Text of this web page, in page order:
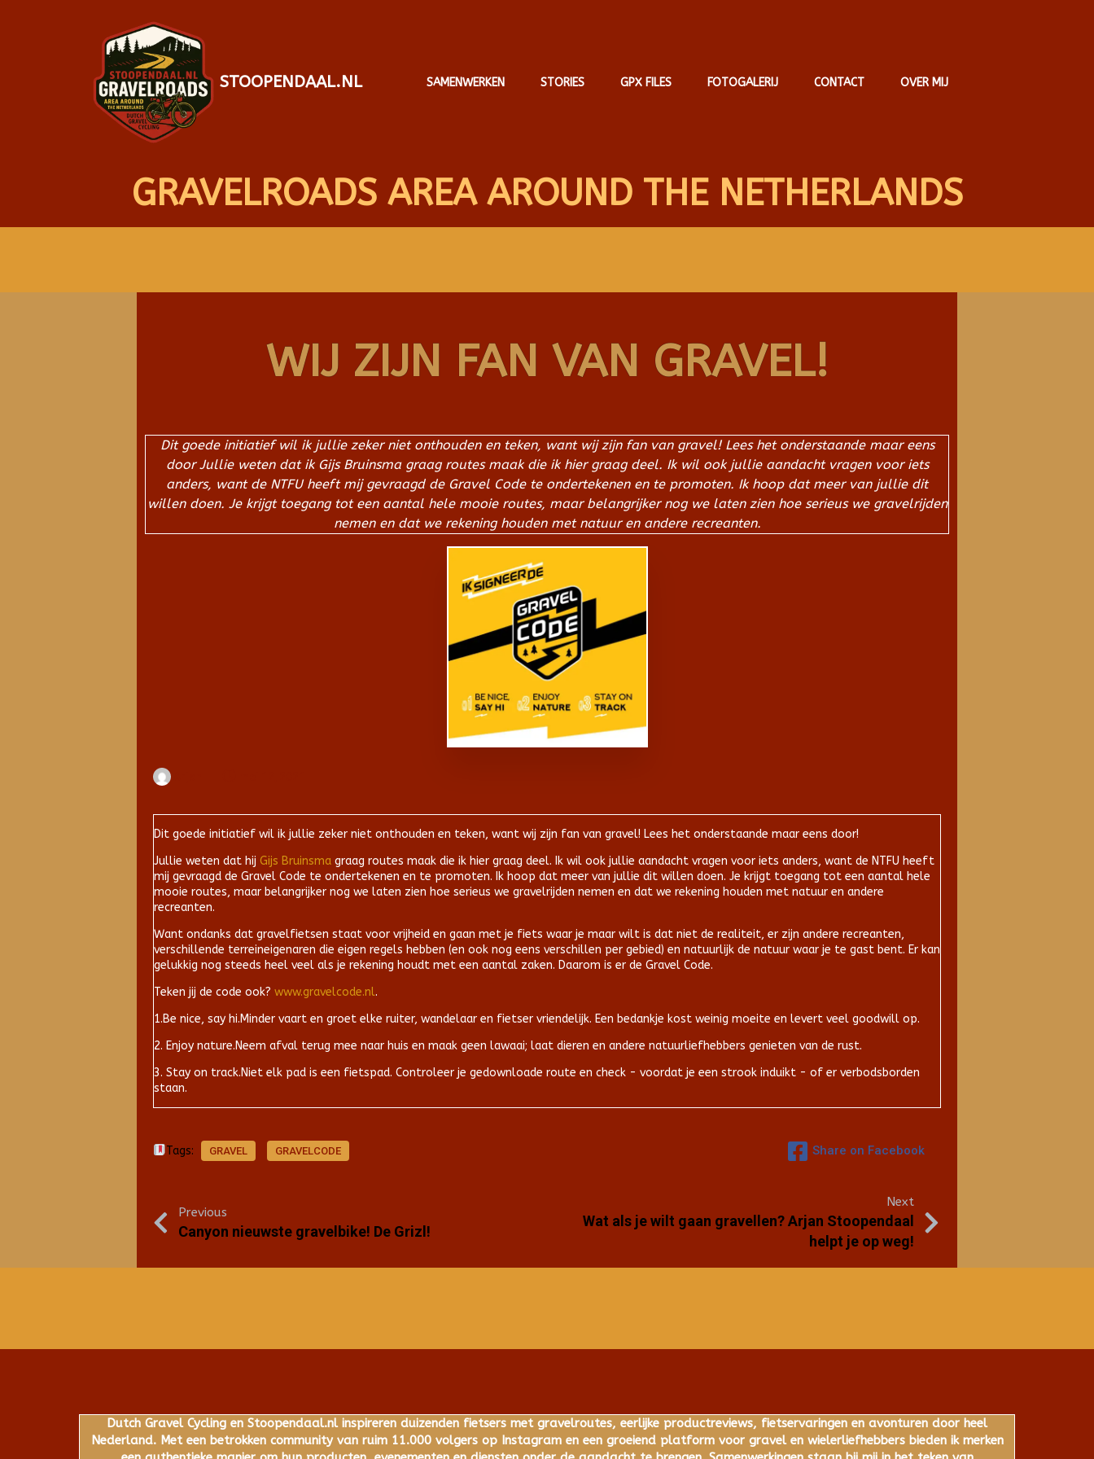
STOOPENDAAL.NL SAMENWERKEN STORIES GPX FILES FOTOGALERIJ CONTACT OVER MIJ
GRAVELROADS AREA AROUND THE NETHERLANDS
WIJ ZIJN FAN VAN GRAVEL!
Dit goede initiatief wil ik jullie zeker niet onthouden en teken, want wij zijn fan van gravel! Lees het onderstaande maar eens
door Jullie weten dat ik Gijs Bruinsma graag routes maak die ik hier graag deel. Ik wil ook jullie aandacht vragen voor iets
anders, want de NTFU heeft mij gevraagd de Gravel Code te ondertekenen en te promoten. Ik hoop dat meer van jullie dit
willen doen. Je krijgt toegang tot een aantal hele mooie routes, maar belangrijker nog we laten zien hoe serieus we gravelrijden
nemen en dat we rekening houden met natuur en andere recreanten.
Dit goede initiatief wil ik jullie zeker niet onthouden en teken, want wij zijn fan van gravel! Lees het onderstaande maar eens door!
Jullie weten dat hij Gijs Bruinsma graag routes maak die ik hier graag deel. Ik wil ook jullie aandacht vragen voor iets anders, want de NTFU heeft
mij gevraagd de Gravel Code te ondertekenen en te promoten. Ik hoop dat meer van jullie dit willen doen. Je krijgt toegang tot een aantal hele
mooie routes, maar belangrijker nog we laten zien hoe serieus we gravelrijden nemen en dat we rekening houden met natuur en andere
recreanten.
Want ondanks dat gravelfietsen staat voor vrijheid en gaan met je fiets waar je maar wilt is dat niet de realiteit, er zijn andere recreanten,
verschillende terreineigenaren die eigen regels hebben (en ook nog eens verschillen per gebied) en natuurlijk de natuur waar je te gast bent. Er kan
gelukkig nog steeds heel veel als je rekening houdt met een aantal zaken. Daarom is er de Gravel Code.
Teken jij de code ook? www.gravelcode.nl.
1.Be nice, say hi.Minder vaart en groet elke ruiter, wandelaar en fietser vriendelijk. Een bedankje kost weinig moeite en levert veel goodwill op.
2. Enjoy nature.Neem afval terug mee naar huis en maak geen lawaai; laat dieren en andere natuurliefhebbers genieten van de rust.
3. Stay on track.Niet elk pad is een fietspad. Controleer je gedownloade route en check - voordat je een strook induikt - of er verbodsborden
staan.
Tags: GRAVEL GRAVELCODE Share on Facebook
Previous
Canyon nieuwste gravelbike! De Grizl!
Next
Wat als je wilt gaan gravellen? Arjan Stoopendaal
helpt je op weg!
Dutch Gravel Cycling en Stoopendaal.nl inspireren duizenden fietsers met gravelroutes, eerlijke productreviews, fietservaringen en avonturen door heel
Nederland. Met een betrokken community van ruim 11.000 volgers op Instagram en een groeiend platform voor gravel en wielerliefhebbers bieden ik merken